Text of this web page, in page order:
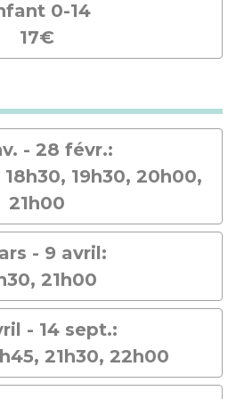
0-14
17€
- 28 févr.:
19h30, 20h00,
21h00
- 9 avril:
21h00
- 14 sept.:
21h30, 22h00